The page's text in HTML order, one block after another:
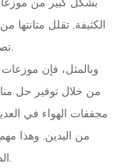
الكثيفة. تقلل
تصميماتها الأنيقة غالبًا ما تعزز الجمال العام للمساحة.
وبالمثل، فإن
من خلال توفير حل
مجففات الهواء في
من اليدين. وهذا
الصحية، حيث تكون معايير النظافة الصارمة مطلوبة.